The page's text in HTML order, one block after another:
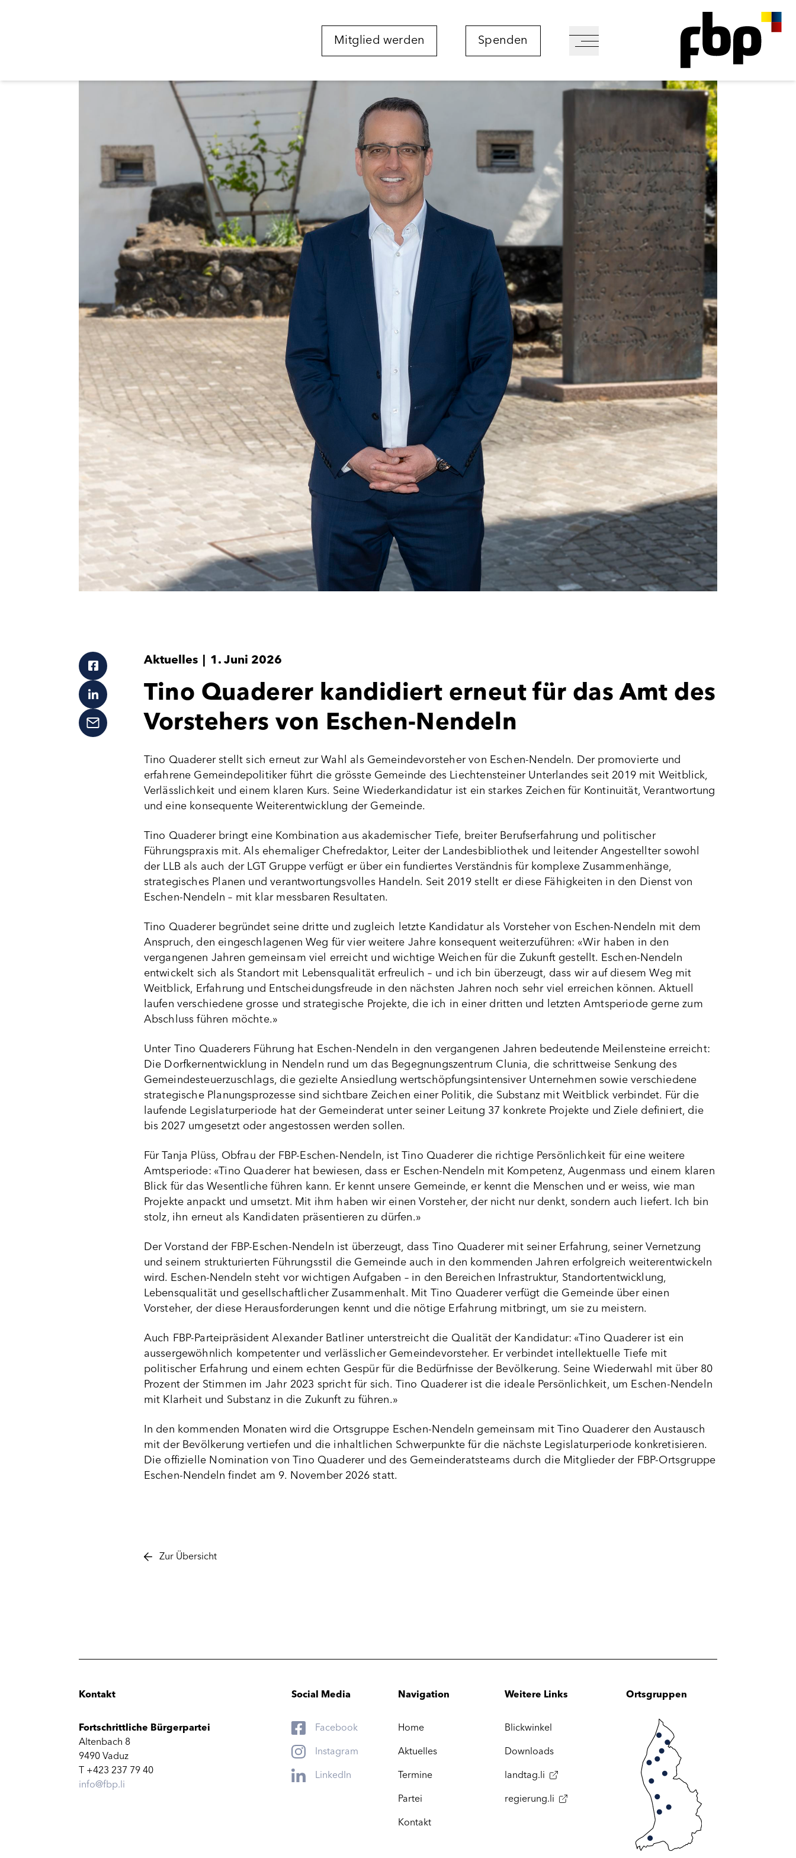
Mitglied werden Spenden
Aktuelles 1. Juni 2026
Tino Quaderer kandidiert erneut für das Amt des
Vorstehers von Eschen-Nendeln
Tino Quaderer stellt sich erneut zur Wahl als Gemeindevorsteher von Eschen-Nendeln. Der promovierte und
erfahrene Gemeindepolitiker führt die grösste Gemeinde des Liechtensteiner Unterlandes seit 2019 mit Weitblick,
Verlässlichkeit und einem klaren Kurs. Seine Wiederkandidatur ist ein starkes Zeichen für Kontinuität, Verantwortung
und eine konsequente Weiterentwicklung der Gemeinde.
Tino Quaderer bringt eine Kombination aus akademischer Tiefe, breiter Berufserfahrung und politischer
Führungspraxis mit. Als ehemaliger Chefredaktor, Leiter der Landesbibliothek und leitender Angestellter sowohl
der LLB als auch der LGT Gruppe verfügt er über ein fundiertes Verständnis für komplexe Zusammenhänge,
strategisches Planen und verantwortungsvolles Handeln. Seit 2019 stellt er diese Fähigkeiten in den Dienst von
Eschen-Nendeln – mit klar messbaren Resultaten.
Tino Quaderer begründet seine dritte und zugleich letzte Kandidatur als Vorsteher von Eschen-Nendeln mit dem
Anspruch, den eingeschlagenen Weg für vier weitere Jahre konsequent weiterzuführen: «Wir haben in den
vergangenen Jahren gemeinsam viel erreicht und wichtige Weichen für die Zukunft gestellt. Eschen-Nendeln
entwickelt sich als Standort mit Lebensqualität erfreulich – und ich bin überzeugt, dass wir auf diesem Weg mit
Weitblick, Erfahrung und Entscheidungsfreude in den nächsten Jahren noch sehr viel erreichen können. Aktuell
laufen verschiedene grosse und strategische Projekte, die ich in einer dritten und letzten Amtsperiode gerne zum
Abschluss führen möchte.»
Unter Tino Quaderers Führung hat Eschen-Nendeln in den vergangenen Jahren bedeutende Meilensteine erreicht:
Die Dorfkernentwicklung in Nendeln rund um das Begegnungszentrum Clunia, die schrittweise Senkung des
Gemeindesteuerzuschlags, die gezielte Ansiedlung wertschöpfungsintensiver Unternehmen sowie verschiedene
strategische Planungsprozesse sind sichtbare Zeichen einer Politik, die Substanz mit Weitblick verbindet. Für die
laufende Legislaturperiode hat der Gemeinderat unter seiner Leitung 37 konkrete Projekte und Ziele definiert, die
bis 2027 umgesetzt oder angestossen werden sollen.
Für Tanja Plüss, Obfrau der FBP-Eschen-Nendeln, ist Tino Quaderer die richtige Persönlichkeit für eine weitere
Amtsperiode: «Tino Quaderer hat bewiesen, dass er Eschen-Nendeln mit Kompetenz, Augenmass und einem klaren
Blick für das Wesentliche führen kann. Er kennt unsere Gemeinde, er kennt die Menschen und er weiss, wie man
Projekte anpackt und umsetzt. Mit ihm haben wir einen Vorsteher, der nicht nur denkt, sondern auch liefert. Ich bin
stolz, ihn erneut als Kandidaten präsentieren zu dürfen.»
Der Vorstand der FBP-Eschen-Nendeln ist überzeugt, dass Tino Quaderer mit seiner Erfahrung, seiner Vernetzung
und seinem strukturierten Führungsstil die Gemeinde auch in den kommenden Jahren erfolgreich weiterentwickeln
wird. Eschen-Nendeln steht vor wichtigen Aufgaben – in den Bereichen Infrastruktur, Standortentwicklung,
Lebensqualität und gesellschaftlicher Zusammenhalt. Mit Tino Quaderer verfügt die Gemeinde über einen
Vorsteher, der diese Herausforderungen kennt und die nötige Erfahrung mitbringt, um sie zu meistern.
Auch FBP-Parteipräsident Alexander Batliner unterstreicht die Qualität der Kandidatur: «Tino Quaderer ist ein
aussergewöhnlich kompetenter und verlässlicher Gemeindevorsteher. Er verbindet intellektuelle Tiefe mit
politischer Erfahrung und einem echten Gespür für die Bedürfnisse der Bevölkerung. Seine Wiederwahl mit über 80
Prozent der Stimmen im Jahr 2023 spricht für sich. Tino Quaderer ist die ideale Persönlichkeit, um Eschen-Nendeln
mit Klarheit und Substanz in die Zukunft zu führen.»
In den kommenden Monaten wird die Ortsgruppe Eschen-Nendeln gemeinsam mit Tino Quaderer den Austausch
mit der Bevölkerung vertiefen und die inhaltlichen Schwerpunkte für die nächste Legislaturperiode konkretisieren.
Die offizielle Nomination von Tino Quaderer und des Gemeinderatsteams durch die Mitglieder der FBP-Ortsgruppe
Eschen-Nendeln findet am 9. November 2026 statt.
Zur Übersicht
Kontakt
Fortschrittliche Bürgerpartei
Altenbach 8
9490 Vaduz
T +423 237 79 40
info@fbp.li
Social Media
Facebook
Instagram
LinkedIn
Navigation
Home
Aktuelles
Termine
Partei
Kontakt
Weitere Links
Blickwinkel
Downloads
landtag.li
regierung.li
Ortsgruppen